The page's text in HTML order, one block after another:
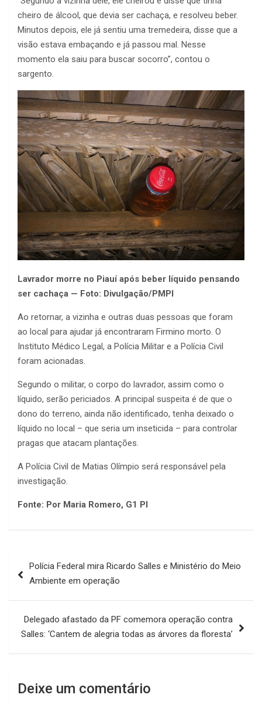
cheiro de álcool, que devia ser cachaça, e resolveu beber.
Minutos depois, ele já sentiu uma tremedeira, disse que a
visão estava embaçando e já passou mal. Nesse
momento ela saiu para buscar socorro”, contou o
sargento.
Lavrador morre no Piauí após beber líquido pensando
ser cachaça — Foto: Divulgação/PMPI
Ao retornar, a vizinha e outras duas pessoas que foram
ao local para ajudar já encontraram Firmino morto. O
Instituto Médico Legal, a Polícia Militar e a Polícia Civil
foram acionadas.
Segundo o militar, o corpo do lavrador, assim como o
líquido, serão periciados. A principal suspeita é de que o
dono do terreno, ainda não identificado, tenha deixado o
líquido no local – que seria um inseticida – para controlar
pragas que atacam plantações.
A Polícia Civil de Matias Olímpio será responsável pela
investigação.
Fonte: Por Maria Romero, G1 PI
de
Polícia Federal mira Ricardo Salles e Ministério do Meio
Ambiente em operação
Delegado afastado da PF comemora operação contra
Salles: ‘Cantem de alegria todas as árvores da floresta’
Deixe um comentário